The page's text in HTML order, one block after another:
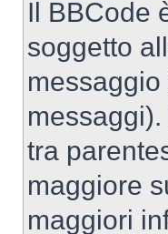
Il BBCode
soggetto
tra
maggiore
maggiori